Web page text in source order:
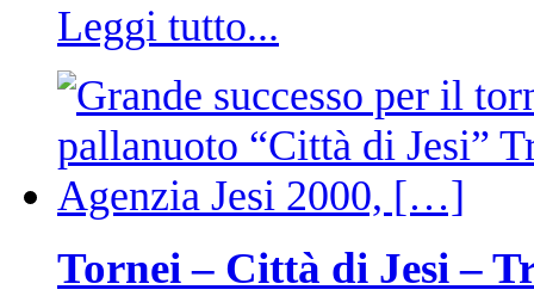
Leggi tutto...
Tornei – Città di Jesi –